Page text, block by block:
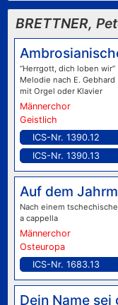
BRETTNER,
“Herrgott, dich loben wir”
Melodie nach E. Gebhard
mit Orgel oder Klavier
Männerchor
Geistlich
ICS-Nr. 1390.12
ICS-Nr. 1390.13
Auf dem
Nach einem
a cappella
Männerchor
Osteuropa
ICS-Nr. 1683.13
Dein Name sei